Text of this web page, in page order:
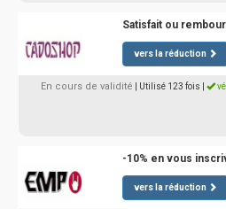
Satisfait ou
vers la réduction
En cours de validité | Utilisé 123 fois
-10% en vous
vers la réduction